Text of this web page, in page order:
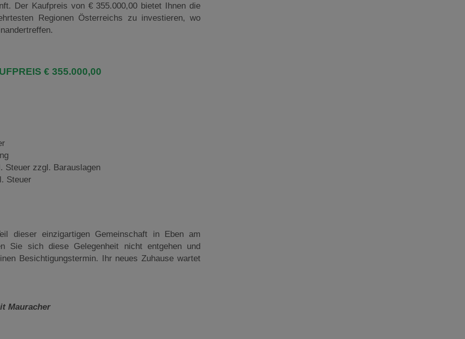
Der Kaufpreis von € 355.000,00 bietet Ihnen die
Regionen Österreichs zu investieren, wo
REIS € 355.000,00
Steuer zzgl. Barauslagen
Steuer
dieser einzigartigen Gemeinschaft in Eben am
Sie sich diese Gelegenheit nicht entgehen und
Besichtigungstermin. Ihr neues Zuhause wartet
Mauracher